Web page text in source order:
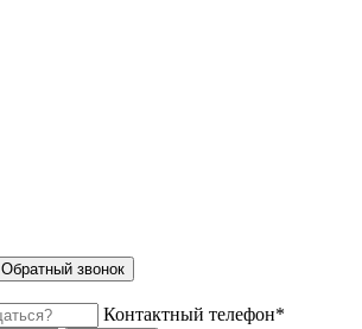
Обратный звонок
Контактный телефон*